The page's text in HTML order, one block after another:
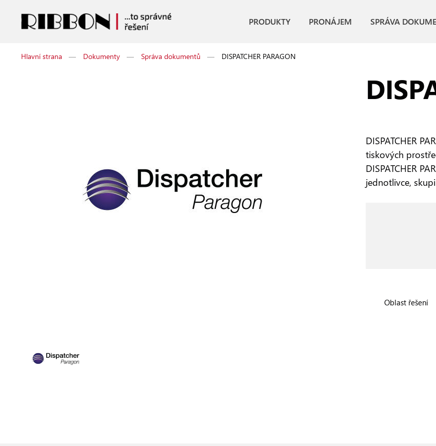
PRODUKTY PRONÁJEM SPRÁVA
Hlavní strana — Dokumenty — Správa dokumentů — DISPATCHER PARAGON
DISPATCHER
tiskových
DISPATCHER
jednotlivce,
Oblast řešení